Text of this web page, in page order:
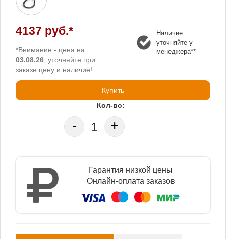
4137 руб.*
*Внимание - цена на
03.08.26 , уточняйте при
заказе цену и наличие!
Наличие
уточняйте у
менеджера**
Купить
Кол-во:
- +
Гарантия низкой цены
Онлайн-оплата заказов